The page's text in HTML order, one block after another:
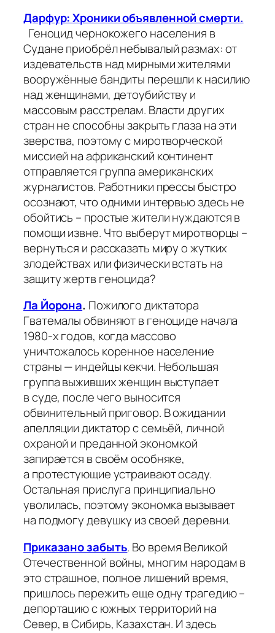
Дарфур: Хроники объявленной смерти.
Геноцид чернокожего населения в
Судане приобрёл небывалый размах: от
издевательств над мирными жителями
вооружённые бандиты перешли к насилию
над женщинами, детоубийству и
массовым расстрелам. Власти других
стран не способны закрыть глаза на эти
зверства, поэтому с миротворческой
миссией на африканский континент
отправляется группа американских
журналистов. Работники прессы быстро
осознают, что одними интервью здесь не
обойтись – простые жители нуждаются в
помощи извне. Что выберут миротворцы –
вернуться и рассказать миру о жутких
злодействах или физически встать на
защиту жертв геноцида?
Ла Йорона. Пожилого диктатора
Гватемалы обвиняют в геноциде начала
1980-х годов, когда массово
уничтожалось коренное население
страны — индейцы кекчи. Небольшая
группа выживших женщин выступает
в суде, после чего выносится
обвинительный приговор. В ожидании
апелляции диктатор с семьёй, личной
охраной и преданной экономкой
запирается в своём особняке,
а протестующие устраивают осаду.
Остальная прислуга принципиально
уволилась, поэтому экономка вызывает
на подмогу девушку из своей деревни.
Приказанозабыть. Во время Великой
Отечественной войны, многим народам в
это страшное, полное лишений время,
пришлось пережить еще одну трагедию –
депортацию с южных территорий на
Север, в Сибирь, Казахстан. И здесь